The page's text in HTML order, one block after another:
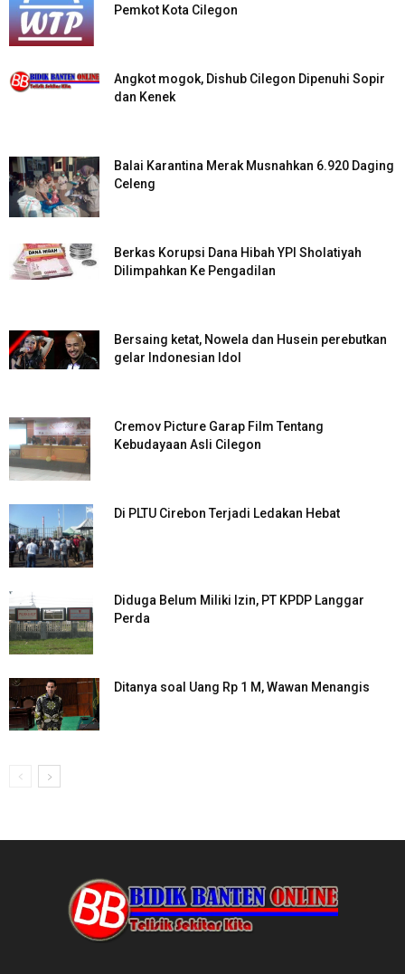
Pemkot Kota Cilegon
Angkot mogok, Dishub Cilegon Dipenuhi Sopir
dan Kenek
Balai Karantina Merak Musnahkan 6.920 Daging
Celeng
Berkas Korupsi Dana Hibah YPI Sholatiyah
Dilimpahkan Ke Pengadilan
Bersaing ketat, Nowela dan Husein perebutkan
gelar Indonesian Idol
Cremov Picture Garap Film Tentang
Kebudayaan Asli Cilegon
Di PLTU Cirebon Terjadi Ledakan Hebat
Diduga Belum Miliki Izin, PT KPDP Langgar
Perda
Ditanya soal Uang Rp 1 M, Wawan Menangis